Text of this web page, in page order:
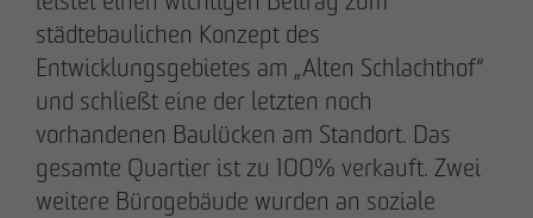
städtebaulichen Konzept des
Entwicklungsgebietes am „Alten Schlachthof“
und schließt eine der letzten noch
vorhandenen Baulücken am Standort. Das
gesamte Quartier ist zu 100% verkauft. Zwei
weitere Bürogebäude wurden an soziale
Erik J. Schulze
Pressesprecher
Kommunikation & Marketing
eschulze
@otto-wulff.de
+49 173 7360070